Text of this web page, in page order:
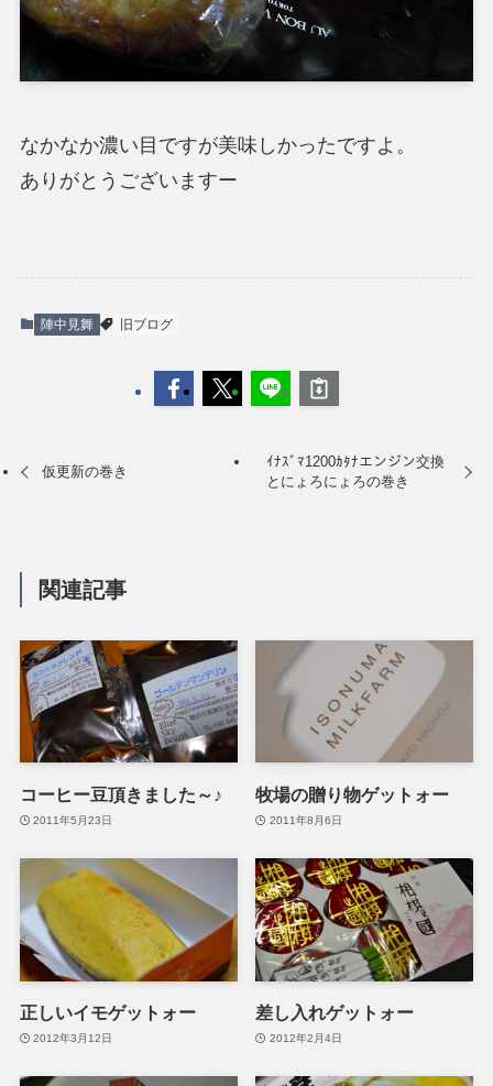
なかなか濃い目ですが美味しかったですよ。
ありがとうございますー
陣中見舞 旧ブログ
仮更新の巻き
ｲﾅｽﾞﾏ1200ｶﾀﾅエンジン交換
とにょろにょろの巻き
関連記事
コーヒー豆頂きました～♪
2011年5月23日
牧場の贈り物ゲットォー
2011年8月6日
正しいイモゲットォー
2012年3月12日
差し入れゲットォー
2012年2月4日